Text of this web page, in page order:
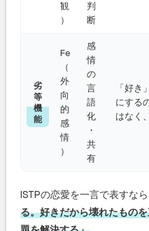
観
）
判
断
劣
等
機
能
Fe
（
外
向
的
感
情
）
感
情
の
言
語
化
・
共
有
「好き
にする
はなく
ISTPの恋愛を一言で表すなら
る。好きだから壊れたもの